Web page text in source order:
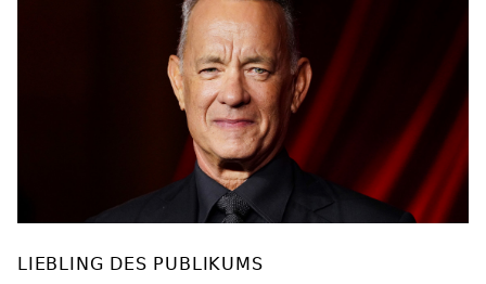
LIEBLING DES PUBLIKUMS